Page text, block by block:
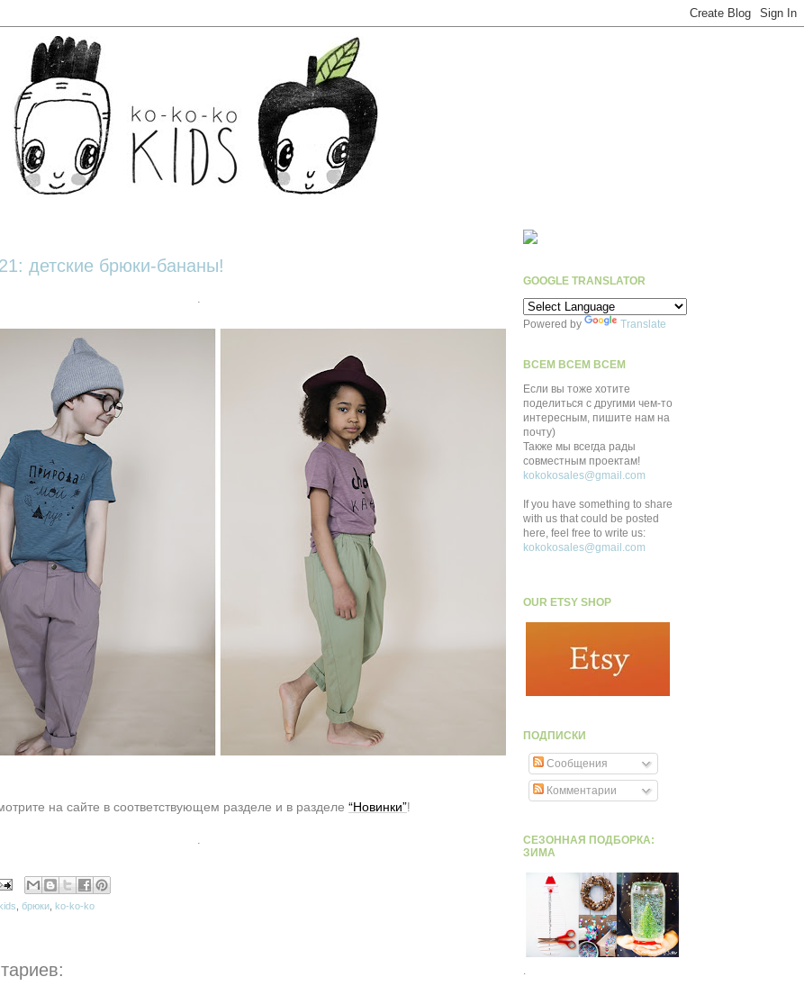
детские брюки-бананы!
.
на сайте в соответствующем разделе и в разделе “Новинки”!
.
брюки ko-ko-ko
GOOGLE TRANSLATOR
Powered by Translate
ВСЕМ ВСЕМ ВСЕМ
Если вы тоже хотите
поделиться с другими чем-то
интересным, пишите нам на
почту)
Также мы всегда рады
совместным проектам!
kokokosales@gmail.com
If you have something to share
with us that could be posted
here, feel free to write us:
kokokosales@gmail.com
OUR ETSY SHOP
ПОДПИСКИ
Сообщения
Комментарии
СЕЗОННАЯ ПОДБОРКА:
ЗИМА
.